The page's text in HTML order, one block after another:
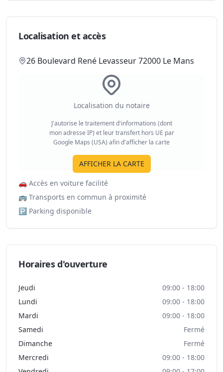
Localisation et accès
26 Boulevard René Levasseur 72000 Le Mans
Localisation du notaire
J'autorise le traitement d'informations (dont
mon adresse IP) et leur transfert hors UE par
Google Maps (USA) afin d'afficher la carte
AFFICHER LA CARTE
🚗 Accès en voiture facilité
🚌 Transports en commun à proximité
🅿️ Parking disponible
Horaires d'ouverture
Jeudi
09:00 - 18:00
Lundi
09:00 - 18:00
Mardi
09:00 - 18:00
Samedi
Fermé
Dimanche
Fermé
Mercredi
09:00 - 18:00